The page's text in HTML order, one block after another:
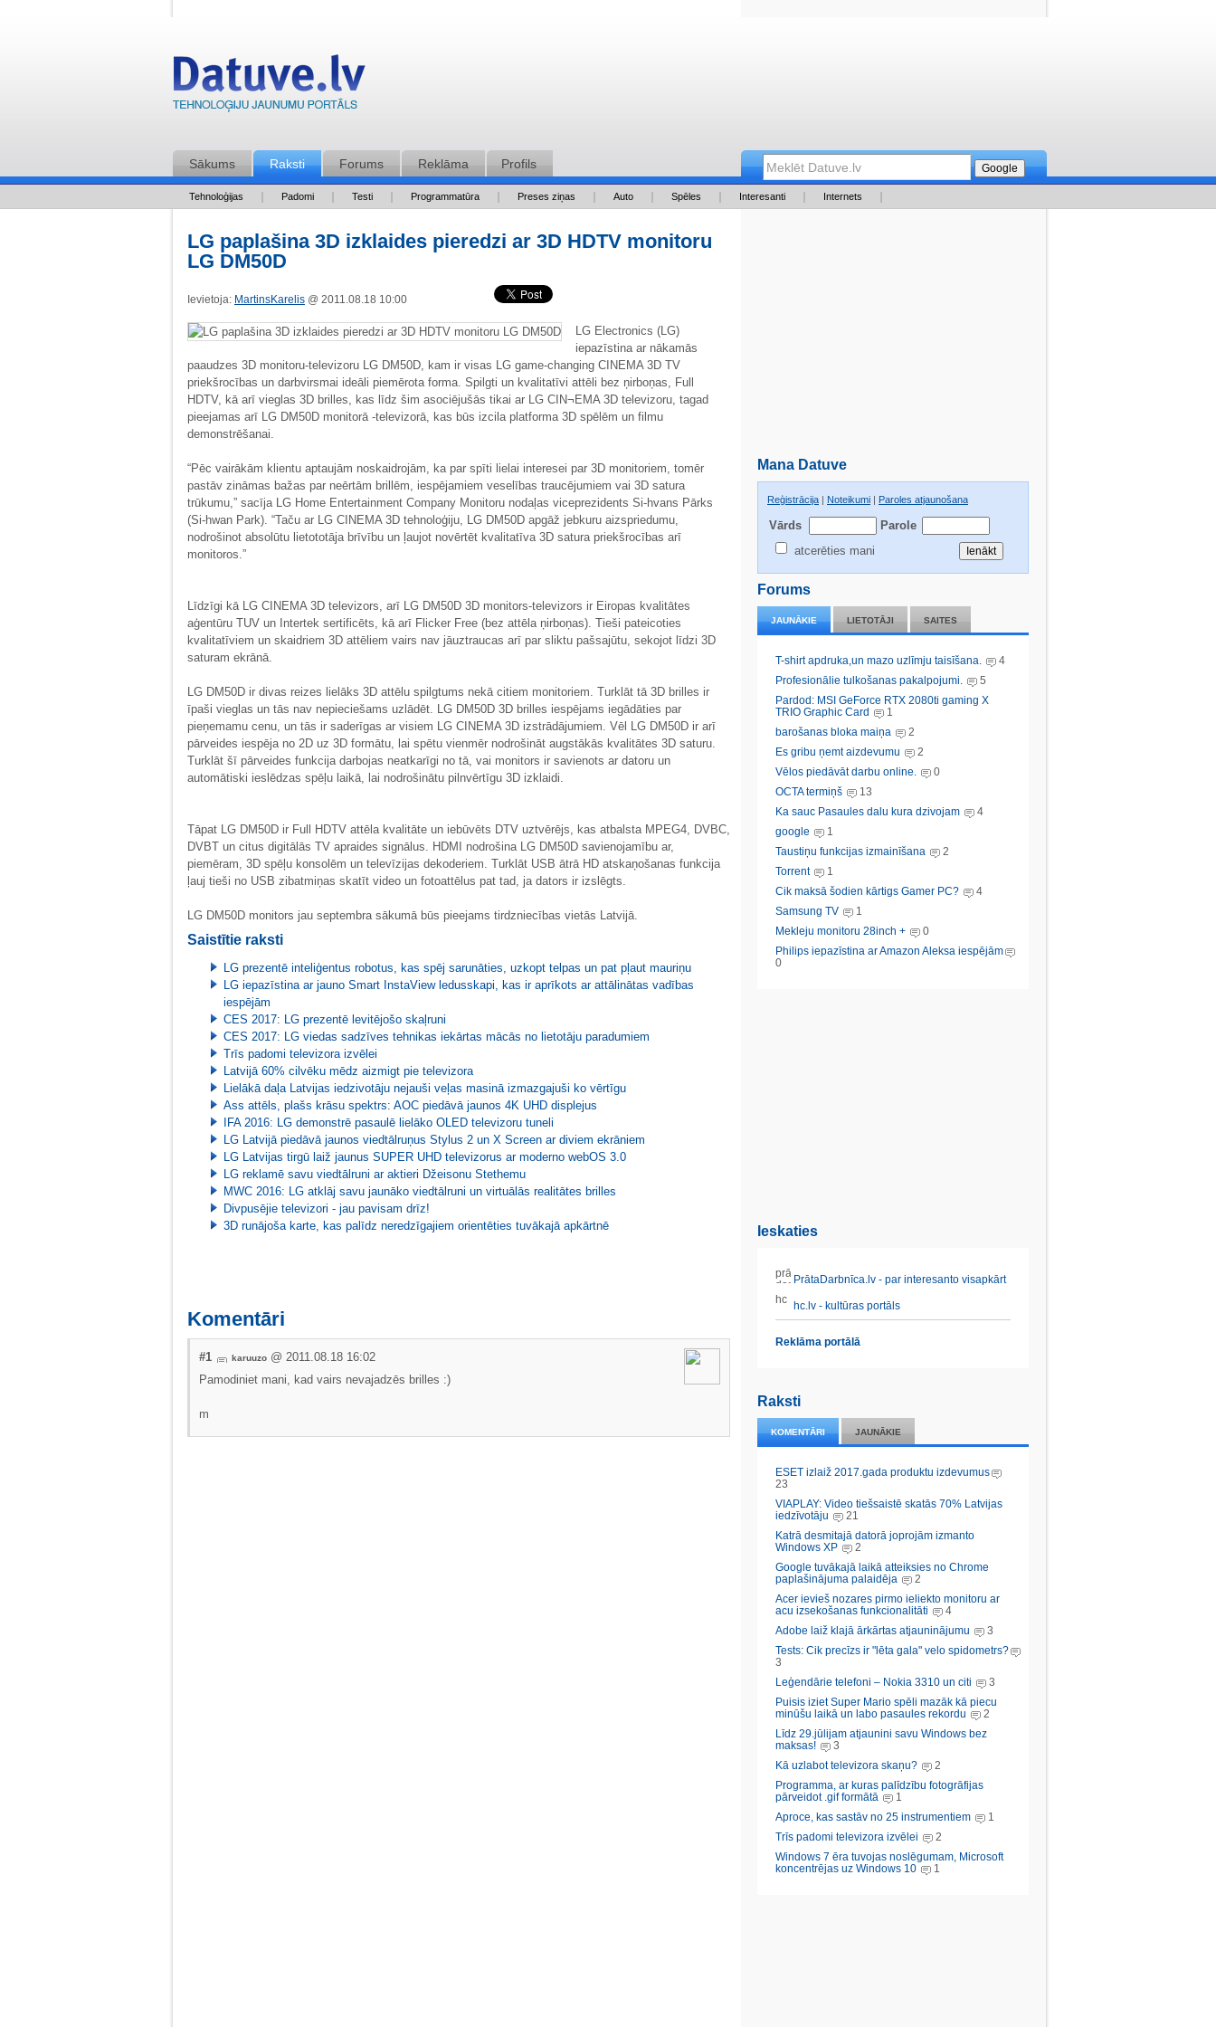
Sākums Raksti Forums Reklāma Profils
Tehnoloģijas Padomi Testi Programmatūra Preses ziņas Auto Spēles Interesanti Internets
Mana Datuve
Reģistrācija | Noteikumi | Paroles atjaunošana
Vārds
Parole
atcerēties mani
Forums
JAUNĀKIE LIETOTĀJI SAITES
T-shirt apdruka,un mazo uzlīmju taisīšana.
4
Profesionālie tulkošanas pakalpojumi.
5
Pardod: MSI GeForce RTX 2080ti gaming X
TRIO Graphic Card
1
barošanas bloka maiņa
2
Es gribu ņemt aizdevumu
2
Vēlos piedāvāt darbu online.
0
OCTA termiņš
13
Ka sauc Pasaules dalu kura dzivojam
4
google
1
Taustiņu funkcijas izmainīšana
2
Torrent
1
Cik maksā šodien kārtigs Gamer PC?
4
Samsung TV
1
Mekleju monitoru 28inch +
0
Philips iepazīstina ar Amazon Aleksa iespējām
0
Ieskaties
PrātaDarbnīca.lv - par interesanto visapkārt
hc.lv - kultūras portāls
Reklāma portālā
Raksti
KOMENTĀRI JAUNĀKIE
ESET izlaiž 2017.gada produktu izdevumus
23
VIAPLAY: Video tiešsaistē skatās 70% Latvijas
iedzīvotāju
21
Katrā desmitajā datorā joprojām izmanto
Windows XP
2
Google tuvākajā laikā atteiksies no Chrome
paplašinājuma palaidēja
2
Acer ievieš nozares pirmo ieliekto monitoru ar
acu izsekošanas funkcionalitāti
4
Adobe laiž klajā ārkārtas atjauninājumu
3
Tests: Cik precīzs ir "lēta gala" velo spidometrs?
3
Leģendārie telefoni – Nokia 3310 un citi
3
Puisis iziet Super Mario spēli mazāk kā piecu
minūšu laikā un labo pasaules rekordu
2
Līdz 29.jūlijam atjaunini savu Windows bez
maksas!
3
Kā uzlabot televizora skaņu?
2
Programma, ar kuras palīdzību fotogrāfijas
pārveidot .gif formātā
1
Aproce, kas sastāv no 25 instrumentiem
1
Trīs padomi televizora izvēlei
2
Windows 7 ēra tuvojas noslēgumam, Microsoft
koncentrējas uz Windows 10
1
LG paplašina 3D izklaides pieredzi ar 3D HDTV monitoru
LG DM50D
Ievietoja: MartinsKarelis @ 2011.08.18 10:00
LG Electronics (LG)
iepazīstina ar nākamās
paaudzes 3D monitoru-televizoru LG DM50D, kam ir visas LG game-changing CINEMA 3D TV
priekšrocības un darbvirsmai ideāli piemērota forma. Spilgti un kvalitatīvi attēli bez ņirboņas, Full
HDTV, kā arī vieglas 3D brilles, kas līdz šim asociējušās tikai ar LG CIN¬EMA 3D televizoru, tagad
pieejamas arī LG DM50D monitorā -televizorā, kas būs izcila platforma 3D spēlēm un filmu
demonstrēšanai.
“Pēc vairākām klientu aptaujām noskaidrojām, ka par spīti lielai interesei par 3D monitoriem, tomēr
pastāv zināmas bažas par neērtām brillēm, iespējamiem veselības traucējumiem vai 3D satura
trūkumu,” sacīja LG Home Entertainment Company Monitoru nodaļas viceprezidents Si-hvans Pārks
(Si-hwan Park). “Taču ar LG CINEMA 3D tehnoloģiju, LG DM50D apgāž jebkuru aizspriedumu,
nodrošinot absolūtu lietototāja brīvību un ļaujot novērtēt kvalitatīva 3D satura priekšrocības arī
monitoros.”
Līdzīgi kā LG CINEMA 3D televizors, arī LG DM50D 3D monitors-televizors ir Eiropas kvalitātes
aģentūru TUV un Intertek sertificēts, kā arī Flicker Free (bez attēla ņirboņas). Tieši pateicoties
kvalitatīviem un skaidriem 3D attēliem vairs nav jāuztraucas arī par sliktu pašsajūtu, sekojot līdzi 3D
saturam ekrānā.
LG DM50D ir divas reizes lielāks 3D attēlu spilgtums nekā citiem monitoriem. Turklāt tā 3D brilles ir
īpaši vieglas un tās nav nepieciešams uzlādēt. LG DM50D 3D brilles iespējams iegādāties par
pieņemamu cenu, un tās ir saderīgas ar visiem LG CINEMA 3D izstrādājumiem. Vēl LG DM50D ir arī
pārveides iespēja no 2D uz 3D formātu, lai spētu vienmēr nodrošināt augstākās kvalitātes 3D saturu.
Turklāt šī pārveides funkcija darbojas neatkarīgi no tā, vai monitors ir savienots ar datoru un
automātiski ieslēdzas spēļu laikā, lai nodrošinātu pilnvērtīgu 3D izklaidi.
Tāpat LG DM50D ir Full HDTV attēla kvalitāte un iebūvēts DTV uztvērējs, kas atbalsta MPEG4, DVBC,
DVBT un citus digitālās TV apraides signālus. HDMI nodrošina LG DM50D savienojamību ar,
piemēram, 3D spēļu konsolēm un televīzijas dekoderiem. Turklāt USB ātrā HD atskaņošanas funkcija
ļauj tieši no USB zibatmiņas skatīt video un fotoattēlus pat tad, ja dators ir izslēgts.
LG DM50D monitors jau septembra sākumā būs pieejams tirdzniecības vietās Latvijā.
Saistītie raksti
LG prezentē inteliģentus robotus, kas spēj sarunāties, uzkopt telpas un pat pļaut mauriņu
LG iepazīstina ar jauno Smart InstaView ledusskapi, kas ir aprīkots ar attālinātas vadības
iespējām
CES 2017: LG prezentē levitējošo skaļruni
CES 2017: LG viedas sadzīves tehnikas iekārtas mācās no lietotāju paradumiem
Trīs padomi televizora izvēlei
Latvijā 60% cilvēku mēdz aizmigt pie televizora
Lielākā daļa Latvijas iedzivotāju nejauši veļas masinā izmazgajuši ko vērtīgu
Ass attēls, plašs krāsu spektrs: AOC piedāvā jaunos 4K UHD displejus
IFA 2016: LG demonstrē pasaulē lielāko OLED televizoru tuneli
LG Latvijā piedāvā jaunos viedtālruņus Stylus 2 un X Screen ar diviem ekrāniem
LG Latvijas tirgū laiž jaunus SUPER UHD televizorus ar moderno webOS 3.0
LG reklamē savu viedtālruni ar aktieri Džeisonu Stethemu
MWC 2016: LG atklāj savu jaunāko viedtālruni un virtuālās realitātes brilles
Divpusējie televizori - jau pavisam drīz!
3D runājoša karte, kas palīdz neredzīgajiem orientēties tuvākajā apkārtnē
Komentāri
#1 karuuzo @ 2011.08.18 16:02
Pamodiniet mani, kad vairs nevajadzēs brilles :)
m